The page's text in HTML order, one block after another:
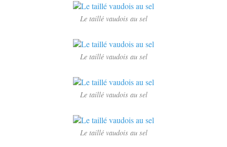
Le taillé vaudois au sel
Le taillé vaudois au sel
Le taillé vaudois au sel
Le taillé vaudois au sel